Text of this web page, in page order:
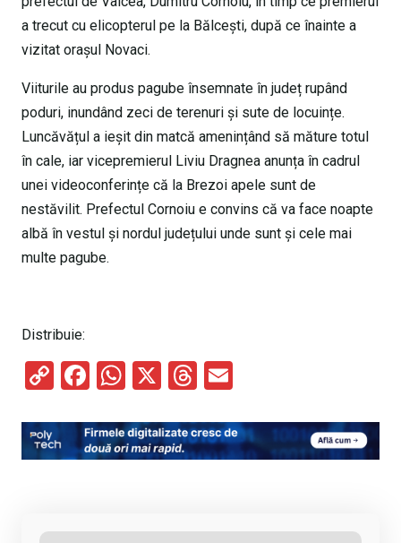
a trecut cu elicopterul pe la Bălcești, după ce înainte a
vizitat orașul Novaci.
Viiturile au produs pagube însemnate în județ rupând
poduri, inundând zeci de terenuri și sute de locuințe.
Luncăvățul a ieșit din matcă amenințând să măture totul
în cale, iar vicepremierul Liviu Dragnea anunța în cadrul
unei videoconferințe că la Brezoi apele sunt de
nestăvilit. Prefectul Cornoiu e convins că va face noapte
albă în vestul și nordul județului unde sunt și cele mai
multe pagube.
Distribuie:
C
py
Li
F
ce
b
W
at
s
X
T
e
a
ail